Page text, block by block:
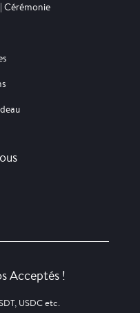
Cérémonie
Acceptés !
USDC etc.